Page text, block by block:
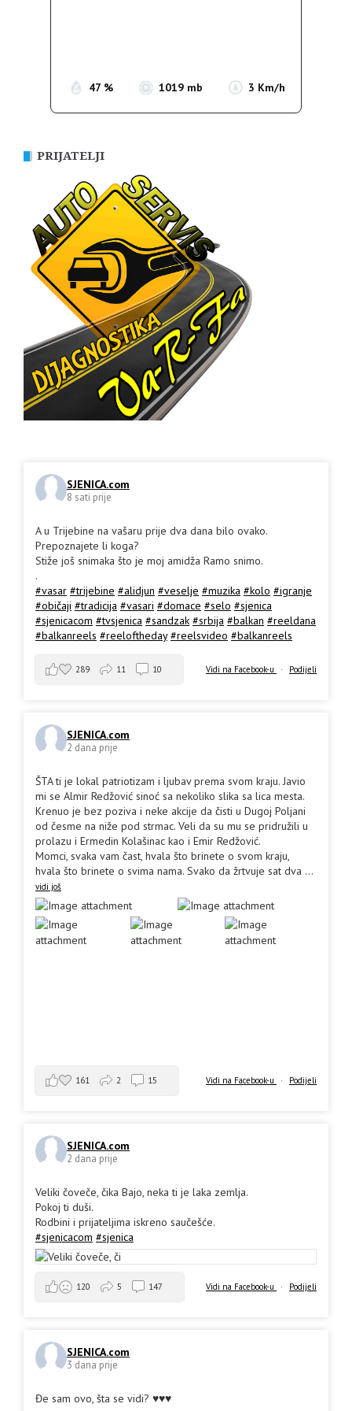
47 % 1019 mb 3 Km/h
PRIJATELJI
SJENICA.com
8 sati prije
A u Trijebine na vašaru prije dva dana bilo ovako.
Prepoznajete li koga?
Stiže još snimaka što je moj amidža Ramo snimo.
.
#vasar #trijebine #alidjun #veselje #muzika #kolo #igranje
#običaji #tradicija #vasari #domace #selo #sjenica
#sjenicacom #tvsjenica #sandzak #srbija #balkan #reeldana
#balkanreels #reeloftheday #reelsvideo #balkanreels
Vidi na Facebook-u · Podijeli
289 11 10
SJENICA.com
2 dana prije
ŠTA ti je lokal patriotizam i ljubav prema svom kraju. Javio
mi se Almir Redžović sinoć sa nekoliko slika sa lica mesta.
Krenuo je bez poziva i neke akcije da čisti u Dugoj Poljani
od česme na niže pod strmac. Veli da su mu se pridružili u
prolazu i Ermedin Kolašinac kao i Emir Redžović.
Momci, svaka vam čast, hvala što brinete o svom kraju,
hvala što brinete o svima nama. Svako da žrtvuje sat dva ...
vidi još
Vidi na Facebook-u · Podijeli
161 2 15
SJENICA.com
2 dana prije
Veliki čoveče, čika Bajo, neka ti je laka zemlja.
Pokoj ti duši.
Rodbini i prijateljima iskreno saučešće.
#sjenicacom #sjenica
Vidi na Facebook-u · Podijeli
120 5 147
SJENICA.com
3 dana prije
Đe sam ovo, šta se vidi? ♥️♥️♥️